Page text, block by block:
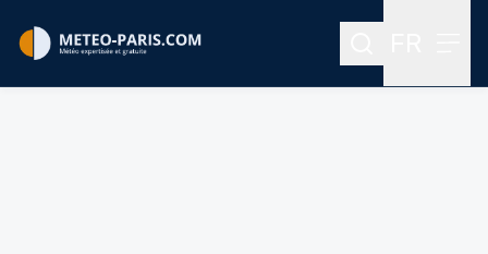
Rechercher